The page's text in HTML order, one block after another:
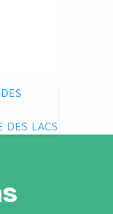
DES LACS